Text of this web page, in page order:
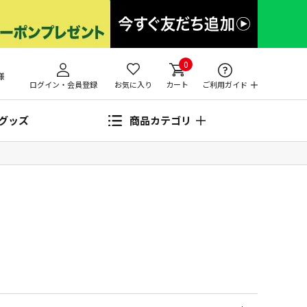
ログイン・会員登録 お気に入り
0
カート ご利用ガイド
ッズ 商品カテゴリ